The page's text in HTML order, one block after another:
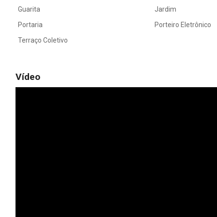
Guarita
Jardim
Portaria
Porteiro Eletrônico
Terraço Coletivo
Vídeo